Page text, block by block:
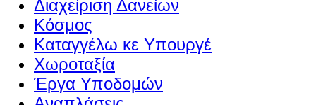
Διαχείριση Δανείων
Κόσμος
Καταγγέλω κε Υπουργέ
Χωροταξία
Έργα Υποδομών